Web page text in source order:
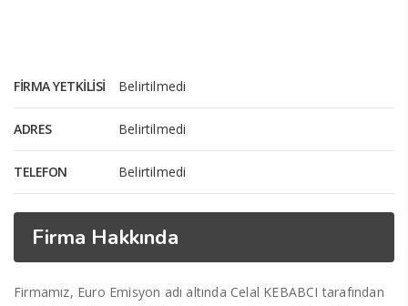
FIRMA YETKILISI Belirtilmedi
ADRES Belirtilmedi
TELEFON Belirtilmedi
Firma Hakkında
Firmamız, Euro Emisyon adı altında Celal KEBABCI tarafından